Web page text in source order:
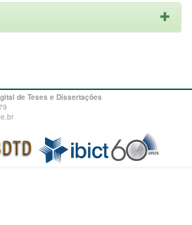
de Teses e Dissertações